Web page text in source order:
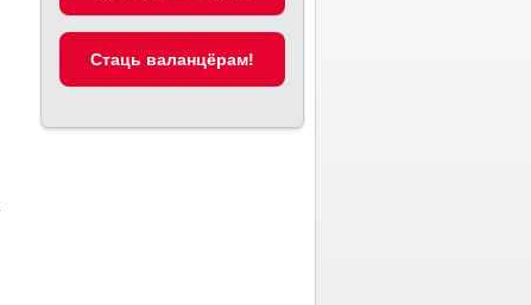
Cтаць валанцёрам!